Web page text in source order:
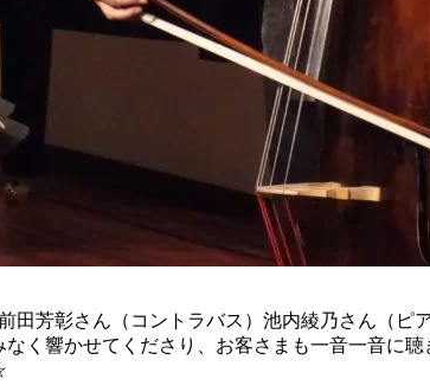
田芳彰さん（コントラバス）池内綾乃さん（
く響かせてくださり、お客さまも一音一音に